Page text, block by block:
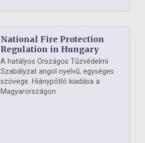
National Fire Protection
Regulation in Hungary
A hatályos Országos Tűzvédelmi
Szabályzat angol nyelvű, egységes
szövege. Hiánypótló kiadása a
Magyarországon